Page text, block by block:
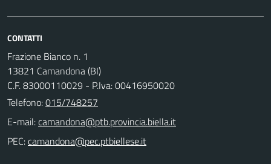
CONTATTI
Frazione Bianco n. 1
13821 Camandona (BI)
C.F. 83000110029 - P.Iva: 00416950020
Telefono:015/748257
E-mail:
PEC: